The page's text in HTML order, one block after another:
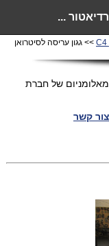
>> גגון עריסה לסיטרואן
מאלומניום של חברת
צור קשר